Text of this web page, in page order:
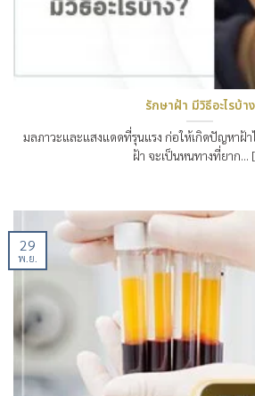
รักษาฝ้า มีวิธีอะไรบ้าง
มลภาวะและแสงแดดที่รุนแรง ก่อให้เกิดปัญหาฝ้า
ฝ้า จะเป็นหนทางที่ยาก…
29
พ.ย.